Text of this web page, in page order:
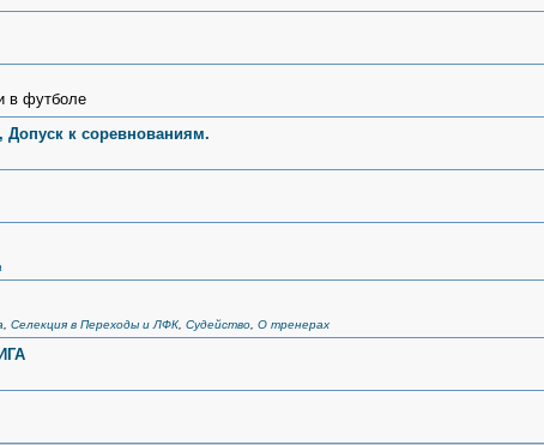
в футболе
к соревнованиям.
Селекция в Переходы и ЛФК, Судейство, О тренерах